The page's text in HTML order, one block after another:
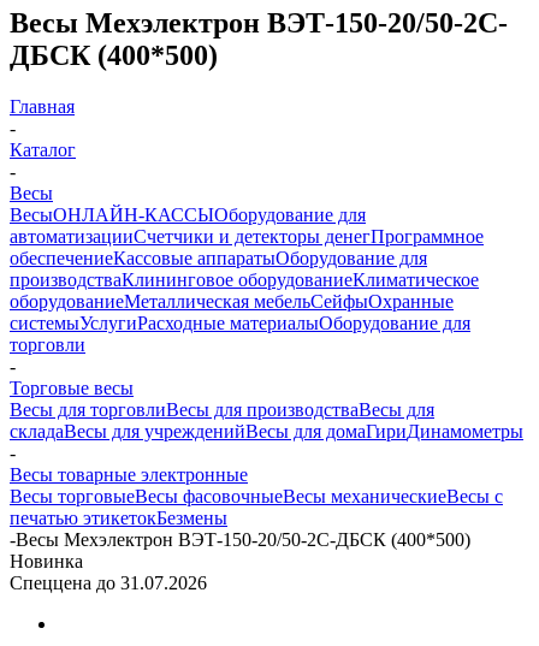
Весы Мехэлектрон ВЭТ-150-20/50-2С-
ДБСК (400*500)
Главная
-
Каталог
-
Весы
ВесыОНЛАЙН-КАССЫОборудование для
автоматизацииСчетчики и детекторы денегПрограммное
обеспечениеКассовые аппаратыОборудование для
производстваКлининговое оборудованиеКлиматическое
оборудованиеМеталлическая мебельСейфыОхранные
системыУслугиРасходные материалыОборудование для
торговли
-
Торговые весы
Весы для торговлиВесы для производстваВесы для
складаВесы для учрежденийВесы для домаГириДинамометры
-
Весы товарные электронные
Весы торговыеВесы фасовочныеВесы механическиеВесы с
печатью этикетокБезмены
-Весы Мехэлектрон ВЭТ-150-20/50-2С-ДБСК (400*500)
Новинка
Спеццена до 31.07.2026